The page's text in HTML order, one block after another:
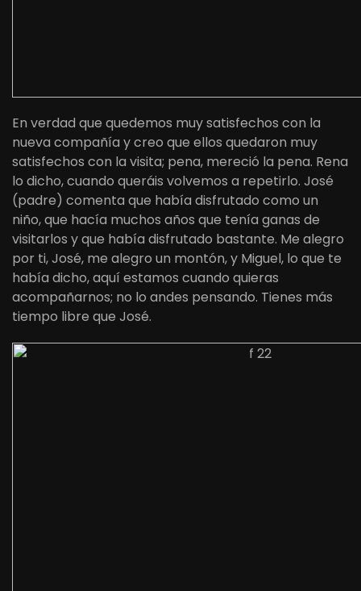
En verdad que quedemos muy satisfechos con la
nueva compañía y creo que ellos quedaron muy
satisfechos con la visita; pena, mereció la pena. Rena
lo dicho, cuando queráis volvemos a repetirlo. José
(padre) comenta que había disfrutado como un
niño, que hacía muchos años que tenía ganas de
visitarlos y que había disfrutado bastante. Me alegro
por ti, José, me alegro un montón, y Miguel, lo que te
había dicho, aquí estamos cuando quieras
acompañarnos; no lo andes pensando. Tienes más
tiempo libre que José.